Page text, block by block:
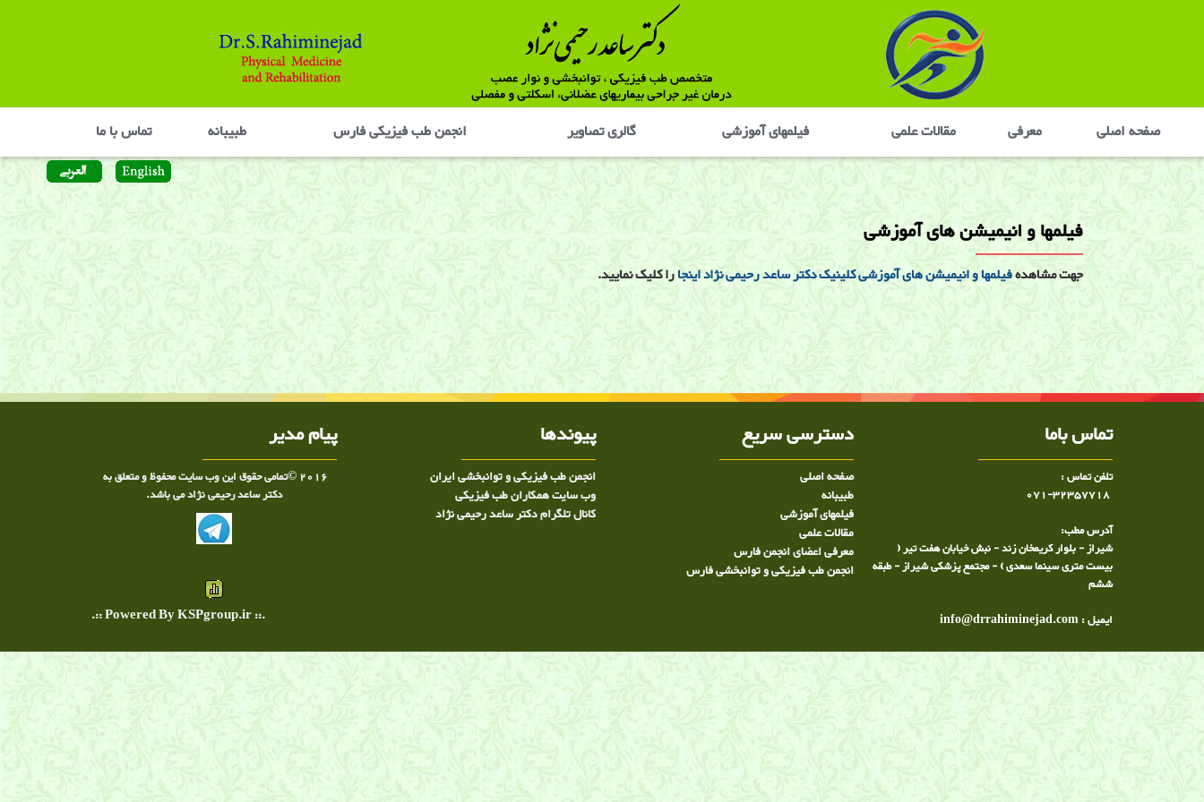
صفحه اصلی معرفی مقالات علمی فيلمهای آموزشی گالری تصاوير انجمن طب فیزیکی فارس طبیبانه تماس با ما
فیلمها و انیمیشن های آموزشی
جهت مشاهدهفیلمها و انیمیشن های آموزشی کلینیک دکتر ساعد رحیمی نژاد اینجارا کلیک نمایید.
فیلم های آموزشی, انیمیشن های آموزشی, فیلم دیسک یدگی لگن, فیلکمر, فیلم دیسک گردن, فیلم سیاتیک, فیلم ساییدگی زانو, فیلم سایم ساییدگی شانه ,فیلم نوار عصب و عضله ,فیلم روماتیسم مفصلی ,فیلم لیزر
درمانی
تماس باما
تلفن تماس :
آدرس مطب:
شیراز - بلوار کریمخان زند - نبش خیابان هفت تیر (
بیست متری سینما سعدی ) - مجتمع پزشکی شیراز - طبقه
ششم
ایمیل : info@drrahiminejad.com
دسترسی سریع
صفحه اصلی
طبيبانه
فیلمهای آموزشی
مقالات علمی
معرفی اعضای انجمن فارس
انجمن طب فیزیکی و توانبخشی فارس
پیوندها
انجمن طب فیزیکی و توانبخشی ایران
وب سایت همکاران طب فیزیکی
کانال تلگرام دکتر ساعد رحیمی نژاد
پیام مدیر
2016 ©تمامی حقوق این وب سایت محفوظ و متعلق به
دکتر ساعد رحیمی نژاد می باشد.
.:: Powered By KSPgroup.ir ::.